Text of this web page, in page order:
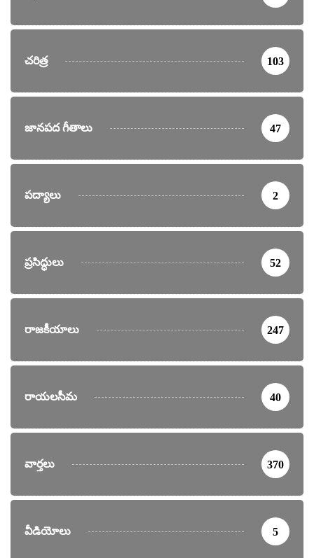
చరిత్ర 103
జానపద గీతాలు 47
పద్యాలు 2
ప్రసిద్ధులు 52
రాజకీయాలు 247
రాయలసీమ 40
వార్తలు 370
వీడియోలు 5